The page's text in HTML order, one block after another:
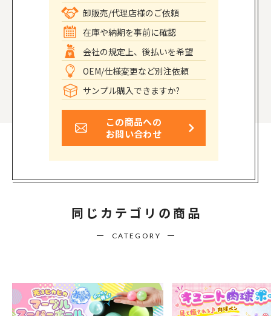
卸販売/代理店様のご依頼
在庫や納期を事前に確認
会社の規定上、後払いを希望
OEM/仕様変更など別注依頼
サンプル購入できますか?
この商品への
お問い合わせ
同じカテゴリの商品
CATEGORY